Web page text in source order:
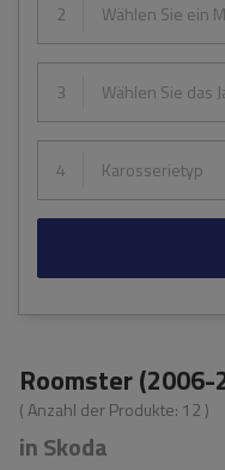
2 Wählen Sie ein
3 Wählen Sie das
4 Karosserietyp
Roomster (2006-
( Anzahl der Produkte: 12 )
in Skoda